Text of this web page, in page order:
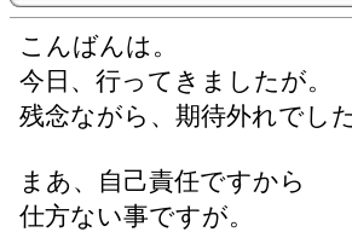
こんばんは。
今日、行ってきましたが。
残念ながら、期待外れでした
まあ、自己責任ですから
仕方ない事ですが。